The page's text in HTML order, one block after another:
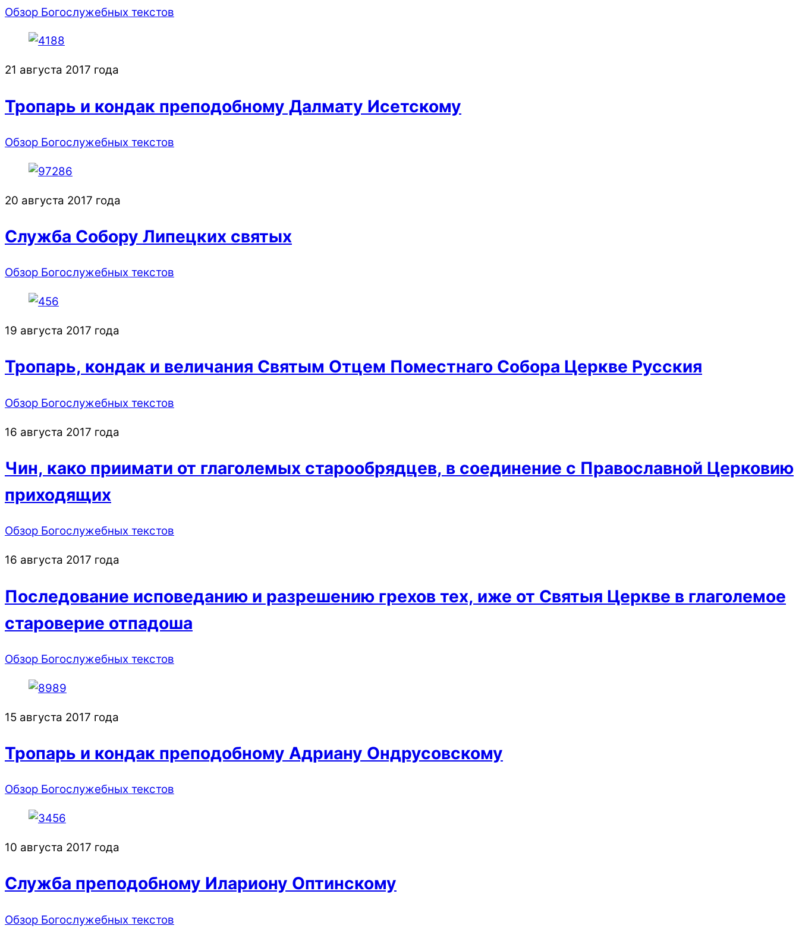
Обзор Богослужебных текстов
21 августа 2017 года
Тропарь и кондак преподобному Далмату Исетскому
Обзор Богослужебных текстов
20 августа 2017 года
Служба Собору Липецких святых
Обзор Богослужебных текстов
19 августа 2017 года
Тропарь, кондак и величания Святым Отцем Поместнаго Собора Церкве Русския
Обзор Богослужебных текстов
16 августа 2017 года
Чин, како приимати от глаголемых старообрядцев, в соединение с Православной Церковию
приходящих
Обзор Богослужебных текстов
16 августа 2017 года
Последование исповеданию и разрешению грехов тех, иже от Святыя Церкве в глаголемое
староверие отпадоша
Обзор Богослужебных текстов
15 августа 2017 года
Тропарь и кондак преподобному Адриану Ондрусовскому
Обзор Богослужебных текстов
10 августа 2017 года
Служба преподобному Илариону Оптинскому
Обзор Богослужебных текстов